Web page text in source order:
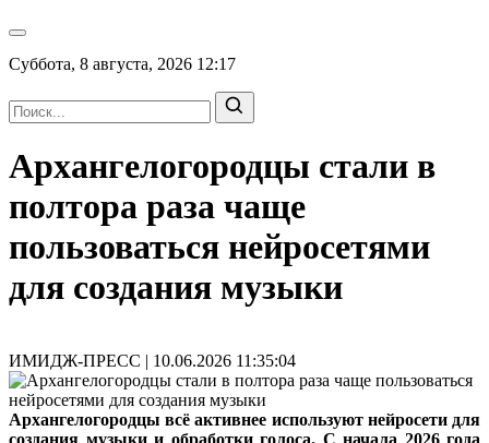
Суббота, 8 августа, 2026 12:17
Архангелогородцы стали в
полтора раза чаще
пользоваться нейросетями
для создания музыки
ИМИДЖ-ПРЕСС | 10.06.2026 11:35:04
Архангелогородцы всё активнее используют нейросети для
создания музыки и обработки голоса. С начала 2026 года